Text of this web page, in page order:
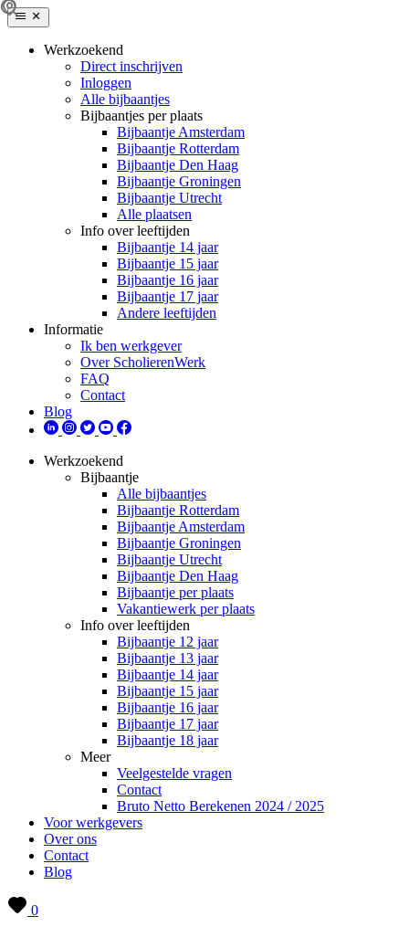
Werkzoekend
Direct inschrijven
Inloggen
Alle bijbaantjes
Bijbaantjes per plaats
Bijbaantje Amsterdam
Bijbaantje Rotterdam
Bijbaantje Den Haag
Bijbaantje Groningen
Bijbaantje Utrecht
Alle plaatsen
Info over leeftijden
Bijbaantje 14 jaar
Bijbaantje 15 jaar
Bijbaantje 16 jaar
Bijbaantje 17 jaar
Andere leeftijden
Informatie
Ik ben werkgever
Over ScholierenWerk
FAQ
Contact
Blog
Werkzoekend
Bijbaantje
Alle bijbaantjes
Bijbaantje Rotterdam
Bijbaantje Amsterdam
Bijbaantje Groningen
Bijbaantje Utrecht
Bijbaantje Den Haag
Bijbaantje per plaats
Vakantiewerk per plaats
Info over leeftijden
Bijbaantje 12 jaar
Bijbaantje 13 jaar
Bijbaantje 14 jaar
Bijbaantje 15 jaar
Bijbaantje 16 jaar
Bijbaantje 17 jaar
Bijbaantje 18 jaar
Meer
Veelgestelde vragen
Contact
Bruto Netto Berekenen 2024 / 2025
Voor werkgevers
Over ons
Contact
Blog
0